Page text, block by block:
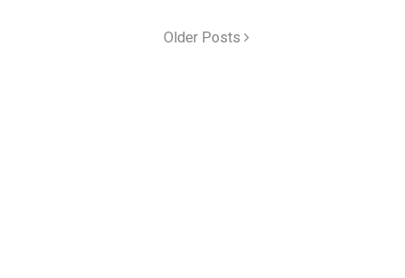
Older Posts